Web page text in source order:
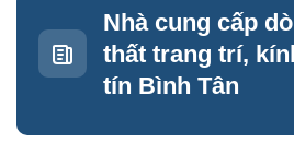
Nhà cung cấp
thất trang trí,
tín Bình Tân